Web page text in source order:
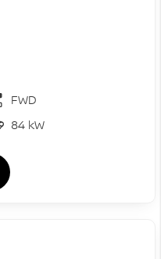
FWD
84 kW